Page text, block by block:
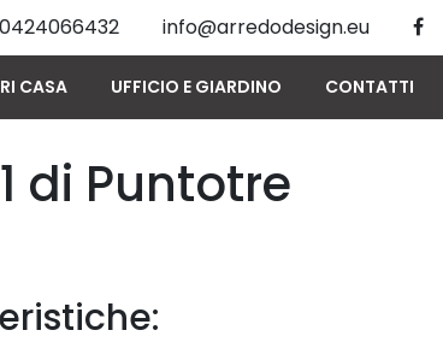
info@arredodesign.eu
CASA UFFICIO E GIARDINO CONTATTI
di Puntotre